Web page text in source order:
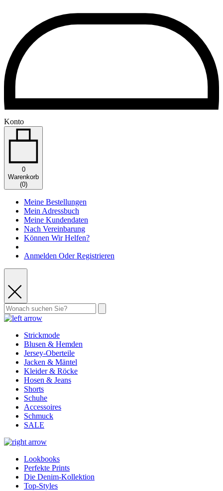
Konto
0
Warenkorb
(0)
Meine Bestellungen
Mein Adressbuch
Meine Kundendaten
Nach Vereinbarung
Können Wir Helfen?
Anmelden Oder Registrieren
Strickmode
Blusen & Hemden
Jersey-Oberteile
Jacken & Mäntel
Kleider & Röcke
Hosen & Jeans
Shorts
Schuhe
Accessoires
Schmuck
SALE
Lookbooks
Perfekte Prints
Die Denim-Kollektion
Top-Styles